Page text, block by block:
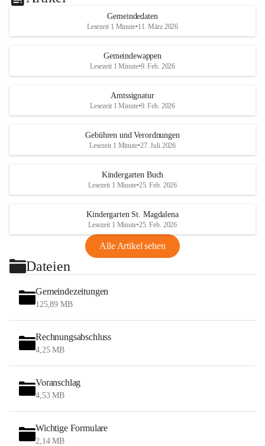
Gemeindedaten
Lesezeit 1 Minute•11. März 2026
Gemeindewappen
Lesezeit 1 Minute•9. Feb. 2026
Amtssignatur
Lesezeit 1 Minute•9. Feb. 2026
Gebühren und Verordnungen
Lesezeit 1 Minute•27. Juli 2026
Kindergarten Buch
Lesezeit 1 Minute•25. Feb. 2026
Kindergarten St. Magdalena
Lesezeit 1 Minute•25. Feb. 2026
Alle Artikel sehen
Dateien
Gemeindezeitungen
125,89 MB
Rechnungsabschluss
4,25 MB
Voranschlag
4,53 MB
Wichtige Formulare
2,14 MB